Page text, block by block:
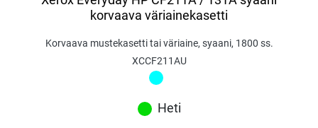
korvaava väriainekasetti
Korvaava mustekasetti tai väriaine, syaani, 1800 ss.
XCCF211AU
Heti